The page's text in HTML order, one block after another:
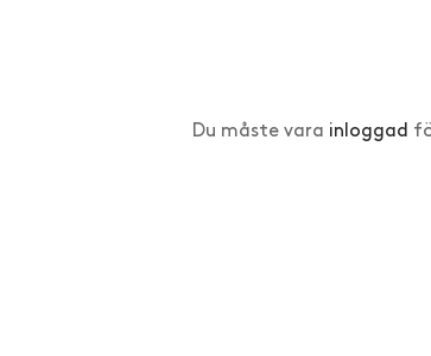
Du måste vara inloggad